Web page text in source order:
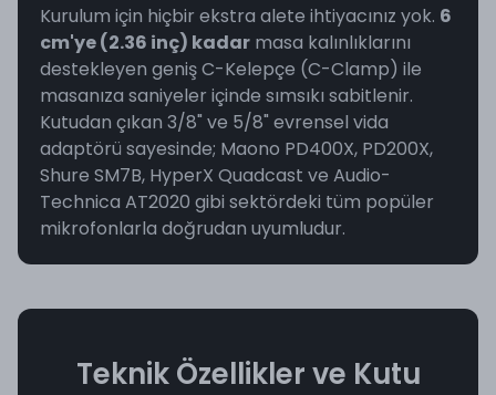
Kurulum için hiçbir ekstra alete ihtiyacınız yok. 6
cm'ye (2.36 inç) kadar masa kalınlıklarını
destekleyen geniş C-Kelepçe (C-Clamp) ile
masanıza saniyeler içinde sımsıkı sabitlenir.
Kutudan çıkan 3/8" ve 5/8" evrensel vida
adaptörü sayesinde; Maono PD400X, PD200X,
Shure SM7B, HyperX Quadcast ve Audio-
Technica AT2020 gibi sektördeki tüm popüler
mikrofonlarla doğrudan uyumludur.
Teknik Özellikler ve Kutu